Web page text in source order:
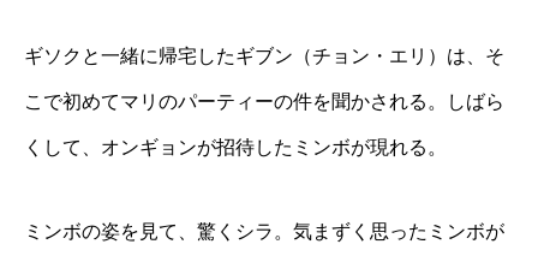
ギソクと一緒に帰宅したギブン（チョン・エリ）は、そ
こで初めてマリのパーティーの件を聞かされる。しばら
くして、オンギョンが招待したミンボが現れる。
ミンボの姿を見て、驚くシラ。気まずく思ったミンボが